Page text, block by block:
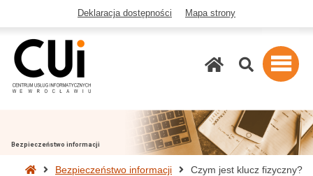
Deklaracja dostępności Mapa strony
Szukaj
Bezpieczeństwo informacji
StronaBezpieczeństwo informacji Czym jest klucz fizyczny?